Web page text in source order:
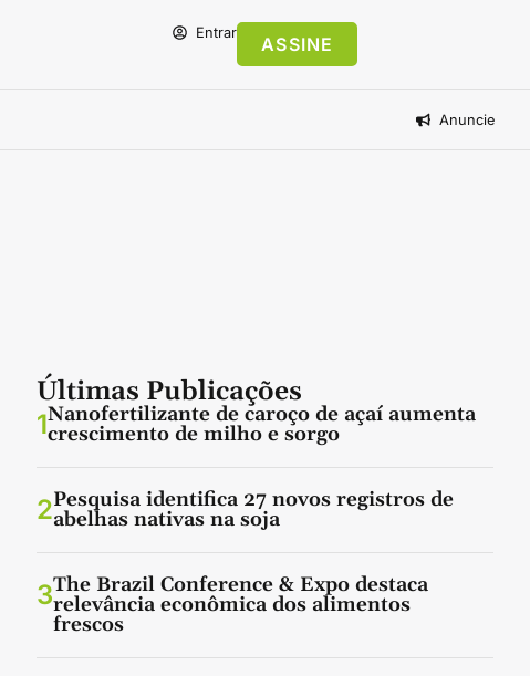
Entrar
ASSINE
Anuncie
Últimas Publicações
1Nanofertilizante de caroço de açaí aumenta
crescimento de milho e sorgo
2Pesquisa identifica 27 novos registros de
abelhas nativas na soja
3The Brazil Conference & Expo destaca
relevância econômica dos alimentos
frescos